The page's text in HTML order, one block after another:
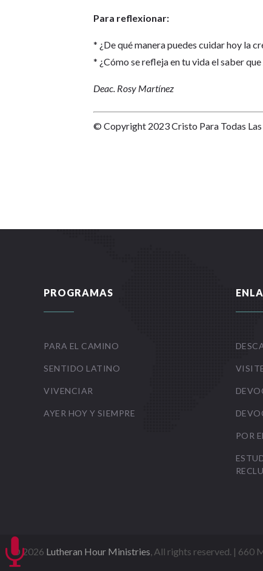
Para reflexionar:
* ¿De qué manera puedes cuidar hoy la
* ¿Cómo se refleja en tu vida el saber
Deac. Rosy Martínez
© Copyright 2023 Cristo Para Todas
PROGRAMAS
PARA EL CAMINO
SENTIDO LATINO
VIVENCIAR
AYER HOY Y SIEMPRE
POR
©2026 Lutheran Hour Ministries, All rights reserved. | 660
